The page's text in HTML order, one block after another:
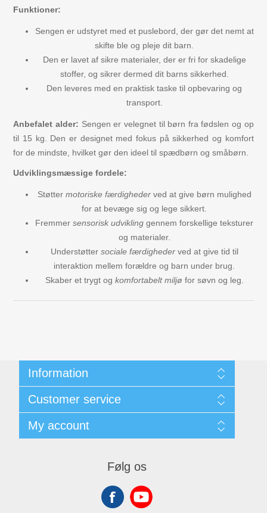
Funktioner:
Sengen er udstyret med et puslebord, der gør det nemt at
skifte ble og pleje dit barn.
Den er lavet af sikre materialer, der er fri for skadelige
stoffer, og sikrer dermed dit barns sikkerhed.
Den leveres med en praktisk taske til opbevaring og
transport.
Anbefalet alder: Sengen er velegnet til børn fra fødslen og op
til 15 kg. Den er designet med fokus på sikkerhed og komfort
for de mindste, hvilket gør den ideel til spædbørn og småbørn.
Udviklingsmæssige fordele:
Støtter motoriske færdighederved at give børn mulighed
for at bevæge sig og lege sikkert.
Fremmer sensorisk udvikling gennem forskellige teksturer
og materialer.
Understøtter sociale færdighederved at give tid til
interaktion mellem forældre og barn under brug.
Skaber et trygt og komfortabelt miljø for søvn og leg.
Information
Handelsbetingelser
Om os
Contact us
Customer service
Recently viewed products
My account
Følg os